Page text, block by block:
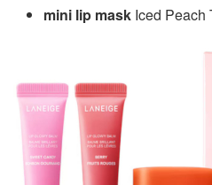
mini lip mask Iced Peach